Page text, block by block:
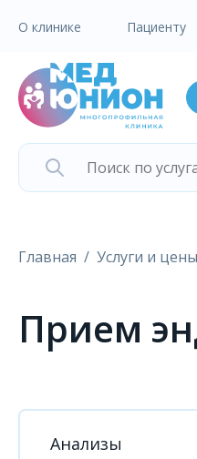
О клинике Пациенту
Главная Услуги и цены
Прием
Анализы